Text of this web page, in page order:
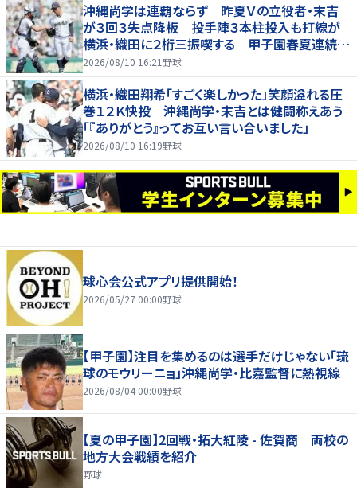
沖縄尚学は連覇ならず 昨夏Ｖの立役者・末吉
が３回３失点降板 投手陣３本柱投入も打線が
横浜・織田に２桁三振喫する 甲子園春夏連続で
初戦敗退に選手呆然 久高は「コースを意識しす
2026/08/10 16:21 野球
横浜・織田翔希「すごく楽しかった」笑顔溢れる圧
巻１２Ｋ快投 沖縄尚学・末吉とは健闘称えあう
「『ありがとう』ってお互い言い合いました」
2026/08/10 16:19野球
球心会公式アプリ提供開始！
2026/05/27 00:00野球
【甲子園】注目を集めるのは選手だけじゃない「琉
球のモウリーニョ」沖縄尚学・比嘉監督に熱視線
2026/08/04 00:00野球
【夏の甲子園】2回戦・拓大紅陵 - 佐賀商 両校の
地方大会戦績を紹介
野球